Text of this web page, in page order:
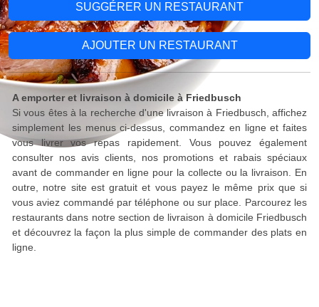
SUGGÉRER UN RESTAURANT
AJOUTER UN RESTAURANT
A emporter et livraison à domicile à Friedbusch
Si vous êtes à la recherche d'une livraison à Friedbusch, affichez
simplement les menus ci-dessus, commandez en ligne et faites
vous livrer vos repas rapidement. Vous pouvez également
consulter nos avis clients, nos promotions et rabais spéciaux
avant de commander en ligne pour la collecte ou la livraison. En
outre, notre site est gratuit et vous payez le même prix que si
vous aviez commandé par téléphone ou sur place. Parcourez les
restaurants dans notre section de livraison à domicile Friedbusch
et découvrez la façon la plus simple de commander des plats en
ligne.